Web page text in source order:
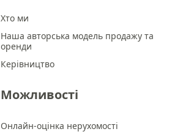
Хто ми
Наша авторська модель продажу та
оренди
Керівництво
Можливості
Онлайн-оцінка нерухомості